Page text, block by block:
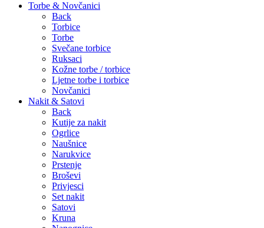
Torbe & Novčanici
Back
Torbice
Torbe
Svečane torbice
Ruksaci
Kožne torbe / torbice
Ljetne torbe i torbice
Novčanici
Nakit & Satovi
Back
Kutije za nakit
Ogrlice
Naušnice
Narukvice
Prstenje
Broševi
Privjesci
Set nakit
Satovi
Kruna